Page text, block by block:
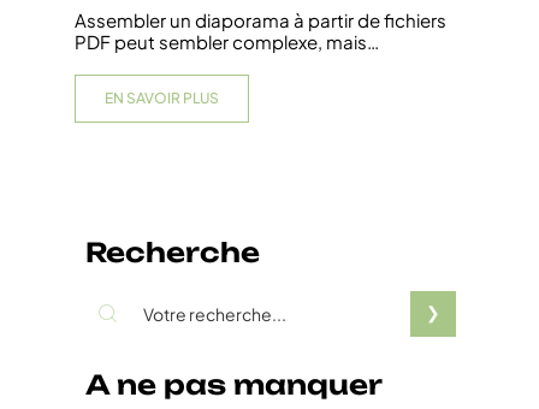
Assembler un diaporama à partir de fichiers
PDF peut sembler complexe, mais
EN SAVOIR PLUS
Recherche
A ne pas manquer